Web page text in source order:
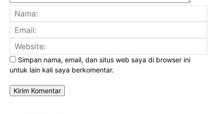
Simpan nama, email, dan situs web saya di browser ini
untuk lain kali saya berkomentar.